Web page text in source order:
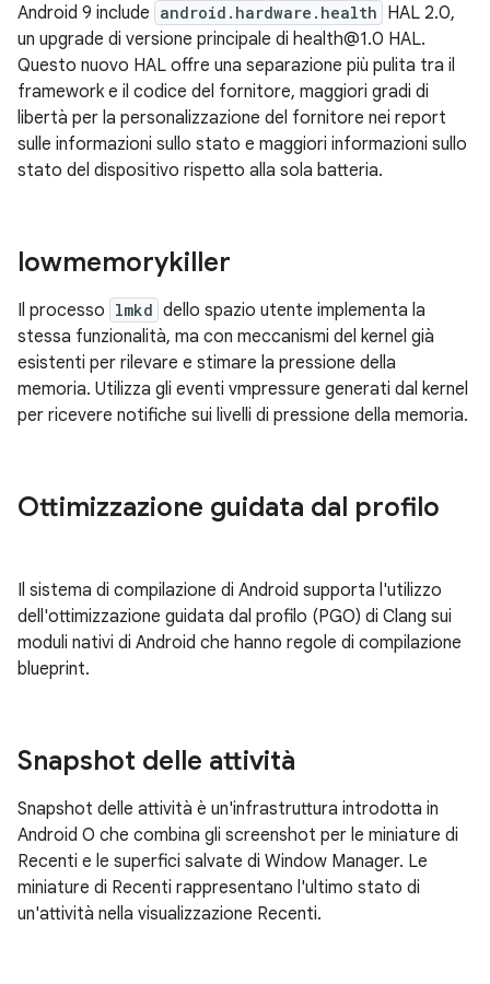
Android 9 include android.hardware.health HAL 2.0,
un upgrade di versione principale di health@1.0 HAL.
Questo nuovo HAL offre una separazione più pulita tra il
framework e il codice del fornitore, maggiori gradi di
libertà per la personalizzazione del fornitore nei report
sulle informazioni sullo stato e maggiori informazioni sullo
stato del dispositivo rispetto alla sola batteria.
lowmemorykiller
Il processo lmkd dello spazio utente implementa la
stessa funzionalità, ma con meccanismi del kernel già
esistenti per rilevare e stimare la pressione della
memoria. Utilizza gli eventi vmpressure generati dal kernel
per ricevere notifiche sui livelli di pressione della memoria.
Ottimizzazione guidata dal profilo
Il sistema di compilazione di Android supporta l'utilizzo
dell'ottimizzazione guidata dal profilo (PGO) di Clang sui
moduli nativi di Android che hanno regole di compilazione
blueprint.
Snapshot delle attività
Snapshot delle attività è un'infrastruttura introdotta in
Android O che combina gli screenshot per le miniature di
Recenti e le superfici salvate di Window Manager. Le
miniature di Recenti rappresentano l'ultimo stato di
un'attività nella visualizzazione Recenti.